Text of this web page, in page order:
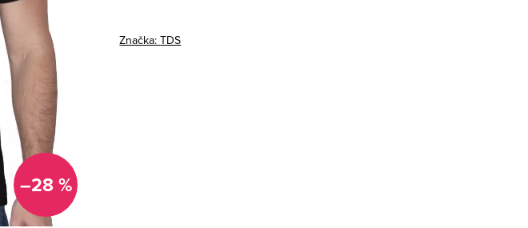
–28 %
Značka:TDS